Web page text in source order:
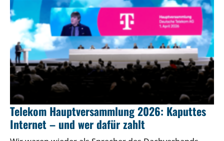
Telekom Hauptversammlung 2026: Kaputtes
Internet – und wer dafür zahlt